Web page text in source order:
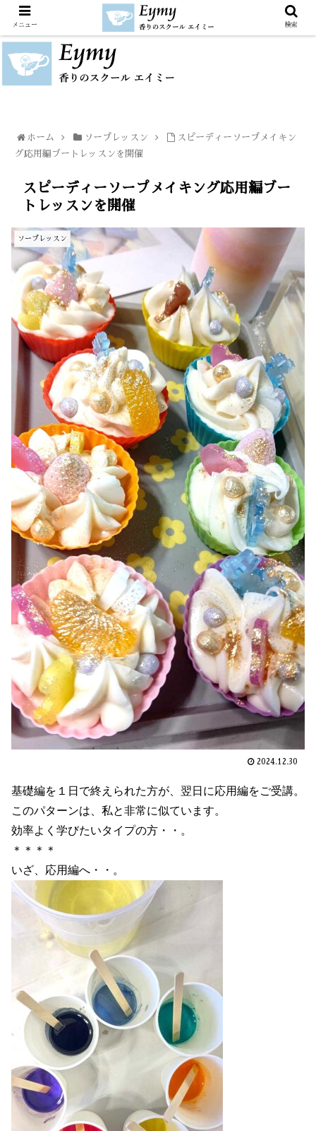
ホーム ソープレッスン
スピーディーソープメイキン
グ応用編ブートレッスンを開催
スピーディーソープメイキング応用編ブー
トレッスンを開催
ソープレッスン
2024.12.30
基礎編を１日で終えられた方が、翌日に応用編をご受講。
このパターンは、私と非常に似ています。
効率よく学びたいタイプの方・・。
＊＊＊＊
いざ、応用編へ・・。
メニュー 検索